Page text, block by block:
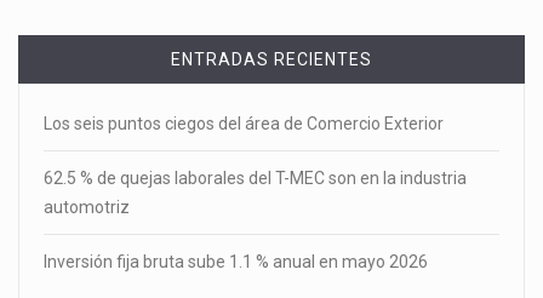
ENTRADAS RECIENTES
Los seis puntos ciegos del área de Comercio Exterior
62.5 % de quejas laborales del T-MEC son en la industria
automotriz
Inversión fija bruta sube 1.1 % anual en mayo 2026